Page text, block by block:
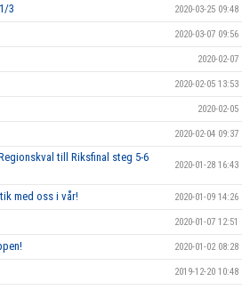
3 2020-03-25 09:48
2020-03-07 09:56
2020-02-07
2020-02-05 13:53
2020-02-05
2020-02-04 09:37
till Riksfinal steg 5-6
2020-01-28 16:43
med oss i vår! 2020-01-09 14:26
2020-01-07 12:51
2020-01-02 08:28
2019-12-20 10:48